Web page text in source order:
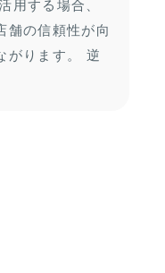
用する場合、
舗の信頼性が向
がります。 逆